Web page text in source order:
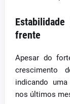
frente
Apesar do
crescimento
indicando
nos últimos